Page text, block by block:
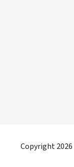
Copyright 2026